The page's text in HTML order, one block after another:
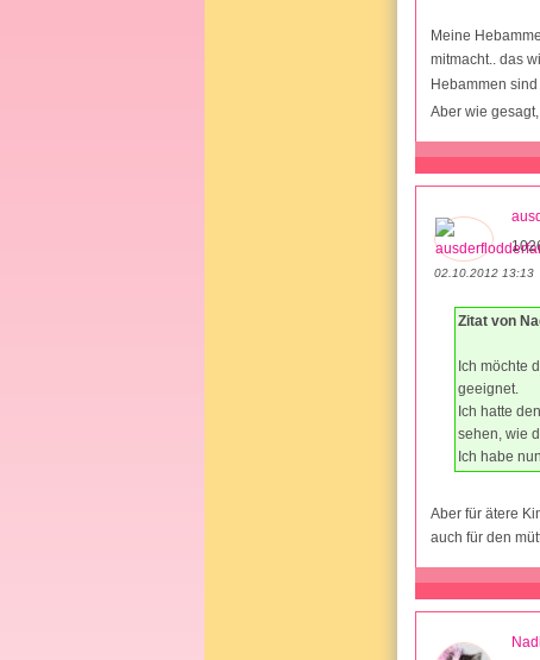
Meine
mitmacht.. das
Hebammen
Aber wie
02.10.2012 13:13
Zitat von
Ich möchte
geeignet.
Ich hatte
sehen, wie
Ich habe
Aber für ätere
auch für den